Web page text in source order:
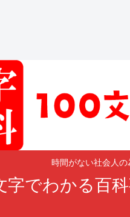
時間がない社会人の
字でわかる百